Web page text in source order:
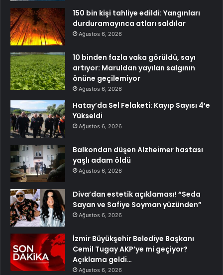
150 bin kişi tahliye edildi: Yangınları
durduramayınca atları saldılar
Ağustos 6, 2026
10 binden fazla vaka görüldü, sayı
artıyor: Maruldan yayılan salgının
önüne geçilemiyor
Ağustos 6, 2026
Hatay’da Sel Felaketi: Kayıp Sayısı 4’e
Yükseldi
Ağustos 6, 2026
Balkondan düşen Alzheimer hastası
yaşlı adam öldü
Ağustos 6, 2026
Diva’dan estetik açıklaması! “Seda
Sayan ve Safiye Soyman yüzünden”
Ağustos 6, 2026
İzmir Büyükşehir Belediye Başkanı
Cemil Tugay AKP’ye mi geçiyor?
Açıklama geldi…
Ağustos 6, 2026